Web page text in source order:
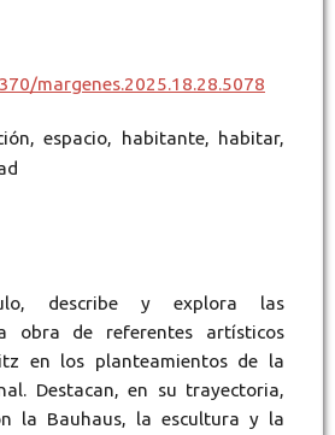
margenes.2025.18.28.5078
espacio, habitante, habitar,
describe y explora las
obra de referentes artísticos
en los planteamientos de la
Destacan, en su trayectoria,
la Bauhaus, la escultura y la